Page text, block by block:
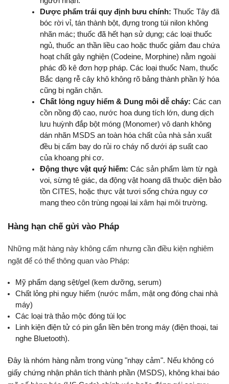
Dược phẩm trái quy định bưu chính: Thuốc Tây đã
bóc rời vỉ, tán thành bột, đựng trong túi nilon không
nhãn mác; thuốc đã hết hạn sử dụng; các loại thuốc
ngủ, thuốc an thần liều cao hoặc thuốc giảm đau chứa
hoạt chất gây nghiện (Codeine, Morphine) nằm ngoài
phác đồ kê đơn hợp pháp. Các loại thuốc Nam, thuốc
Bắc dạng rễ cây khô không rõ bảng thành phần lý hóa
cũng bị ngăn chặn.
Chất lỏng nguy hiểm & Dung môi dễ cháy: Các can
cồn nồng độ cao, nước hoa dung tích lớn, dung dịch
lưu huỳnh đắp bột móng (Monomer) vô danh không
dán nhãn MSDS an toàn hóa chất của nhà sản xuất
đều bị cấm bay do rủi ro cháy nổ dưới áp suất cao
của khoang phi cơ.
Động thực vật quý hiếm: Các sản phẩm làm từ ngà
voi, sừng tê giác, da động vật hoang dã thuộc diện bảo
tồn CITES, hoặc thực vật tươi sống chứa nguy cơ
mang theo côn trùng ngoại lai xâm hại môi trường.
Hàng hạn chế gửi vào Pháp
Những mặt hàng này không cấm nhưng cần điều kiện nghiêm
ngặt để có thể thông quan vào Pháp:
Mỹ phẩm dạng sệt/gel (kem dưỡng, serum)
Chất lỏng phi nguy hiểm (nước mắm, mật ong đóng chai nhà
máy)
Các loại trà thảo mộc đóng túi lọc
Linh kiện điện tử có pin gắn liền bên trong máy (điện thoại, tai
nghe Bluetooth).
Đây là nhóm hàng nằm trong vùng "nhạy cảm". Nếu không có
giấy chứng nhận phân tích thành phần (MSDS), không khai báo